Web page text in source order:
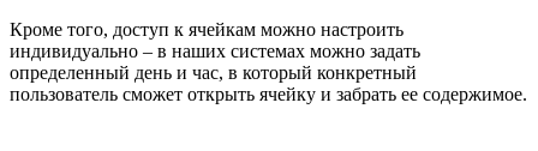
Кроме того, доступ к ячейкам можно настроить
индивидуально – в наших системах можно задать
определенный день и час, в который конкретный
пользователь сможет открыть ячейку и забрать ее содержимое.